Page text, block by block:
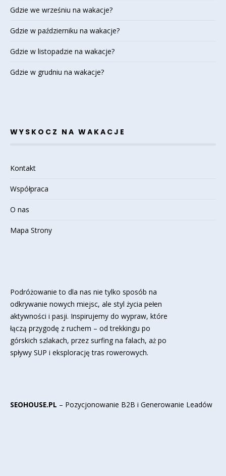
Gdzie we wrześniu na wakacje?
Gdzie w październiku na wakacje?
Gdzie w listopadzie na wakacje?
Gdzie w grudniu na wakacje?
WYSKOCZ NA WAKACJE
Kontakt
Współpraca
O nas
Mapa Strony
Podróżowanie to dla nas nie tylko sposób na
odkrywanie nowych miejsc, ale styl życia pełen
aktywności i pasji. Inspirujemy do wypraw, które
łączą przygodę z ruchem – od trekkingu po
górskich szlakach, przez surfing na falach, aż po
spływy SUP i eksplorację tras rowerowych.
SEOHOUSE.PL – Pozycjonowanie B2B i Generowanie Leadów